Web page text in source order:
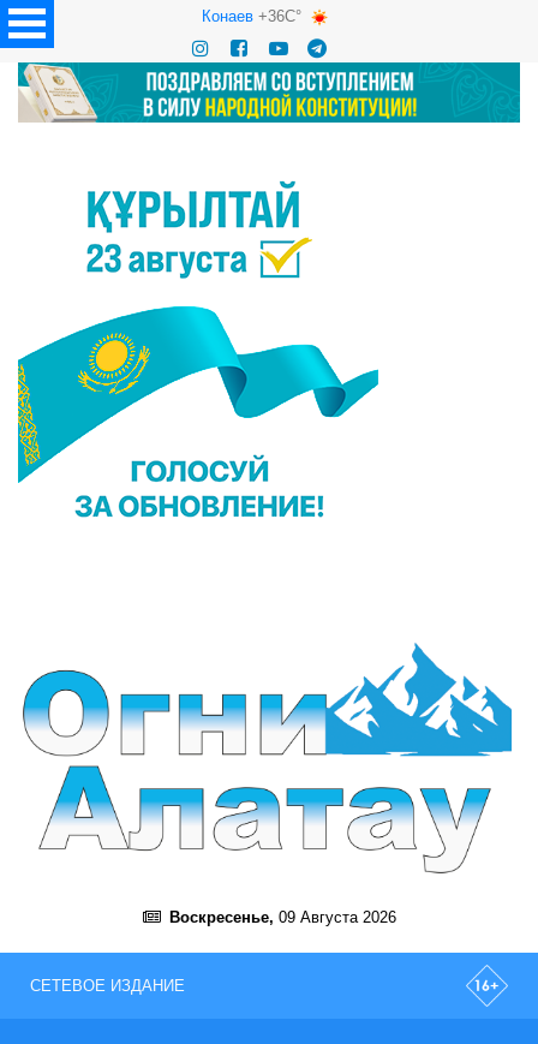
Конаев+36C°
Воскресенье, 09 Августа 2026
СЕТЕВОЕ ИЗДАНИЕ